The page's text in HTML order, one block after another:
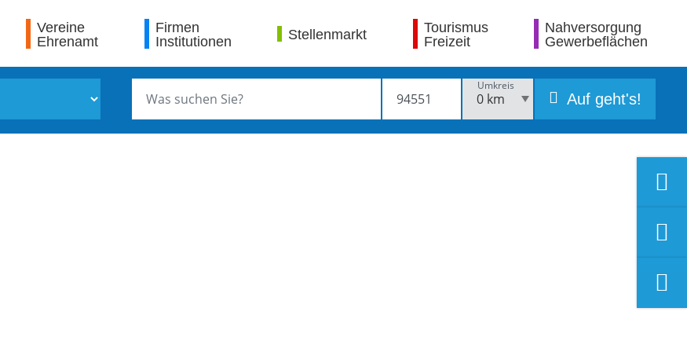
Vereine
Ehrenamt
Firmen
Institutionen
Stellenmarkt
Tourismus
Freizeit
Nahversorgung
Gewerbeflächen
Umkreis
Auf geht's!